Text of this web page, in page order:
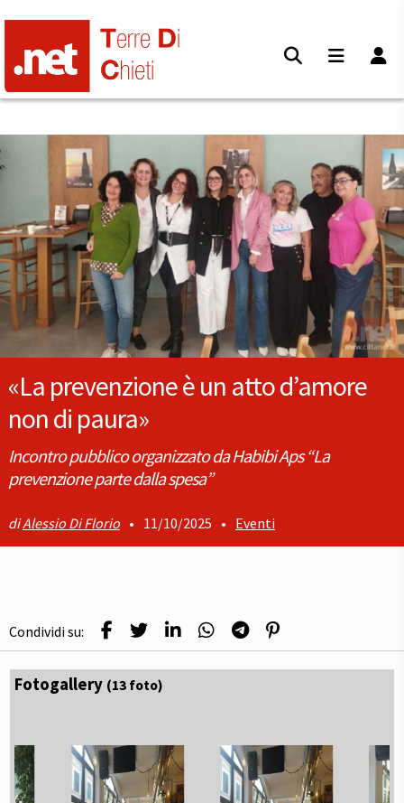
«La prevenzione è un atto d’amore
non di paura»
Incontro pubblico organizzato da Habibi Aps “La
prevenzione parte dalla spesa”
Alessio Di Florio • 11/10/2025 • Eventi
Condividi su:
Fotogallery (13 foto)